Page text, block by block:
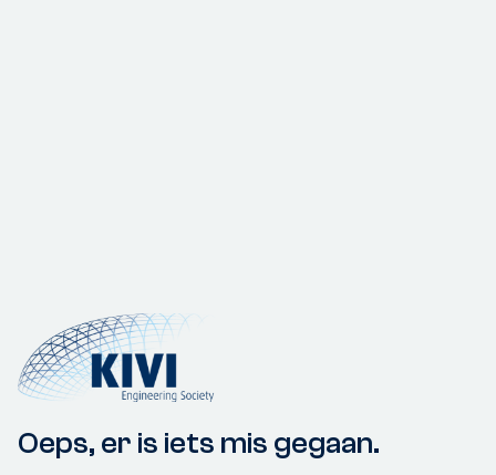
Oeps, er is iets mis gegaan.